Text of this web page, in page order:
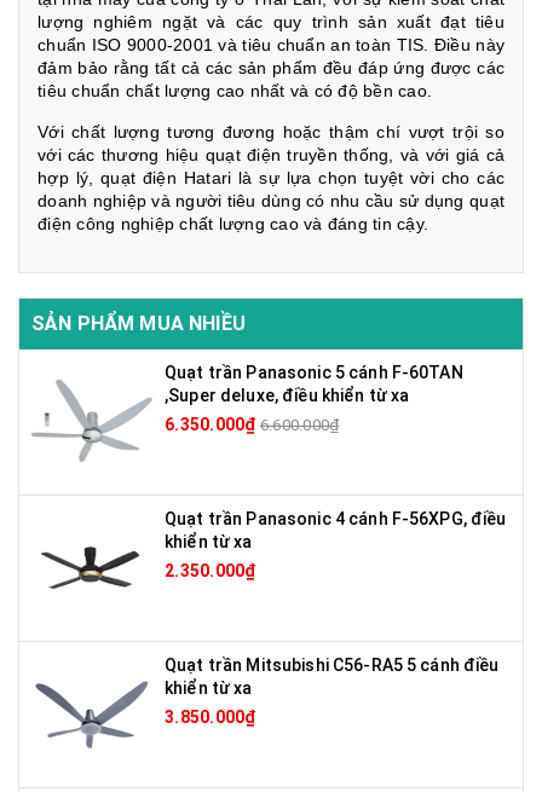
lượng nghiêm ngặt và các quy trình sản xuất đạt tiêu
chuẩn ISO 9000-2001 và tiêu chuẩn an toàn TIS. Điều này
đảm bảo rằng tất cả các sản phẩm đều đáp ứng được các
tiêu chuẩn chất lượng cao nhất và có độ bền cao.
Với chất lượng tương đương hoặc thậm chí vượt trội so
với các thương hiệu quạt điện truyền thống, và với giá cả
hợp lý, quạt điện Hatari là sự lựa chọn tuyệt vời cho các
doanh nghiệp và người tiêu dùng có nhu cầu sử dụng quạt
điện công nghiệp chất lượng cao và đáng tin cậy.
SẢN PHẨM MUA NHIỀU
Quạt trần Panasonic 5 cánh F-60TAN
,Super deluxe, điều khiển từ xa
6.350.000₫ 6.600.000₫
Quạt trần Panasonic 4 cánh F-56XPG, điều
khiển từ xa
2.350.000₫
Quạt trần Mitsubishi C56-RA5 5 cánh điều
khiển từ xa
3.850.000₫